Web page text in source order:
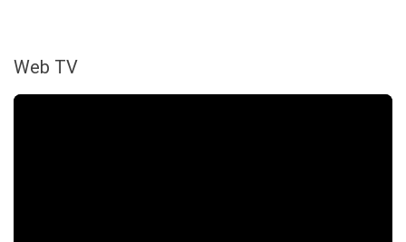
Web TV